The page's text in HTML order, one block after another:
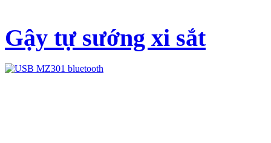
Gậy tự sướng xi sắt